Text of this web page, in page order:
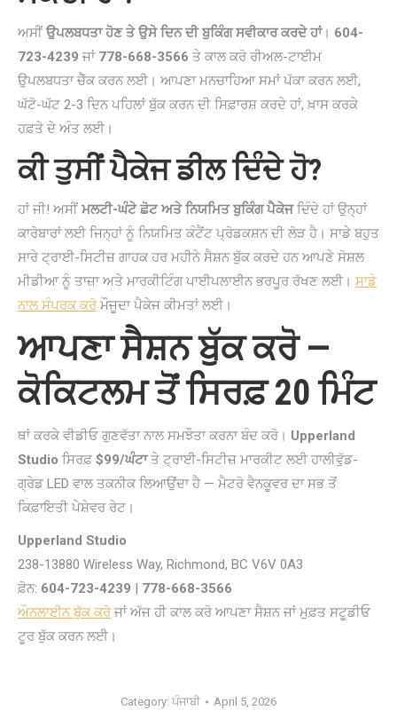
ਅਸੀਂ ਉਪਲਬਧਤਾ ਹੋਣ ਤੇ ਉਸੇ ਦਿਨ ਦੀ ਬੁਕਿੰਗ ਸਵੀਕਾਰ ਕਰਦੇ ਹਾਂ। 604-
723-4239 ਜਾਂ 778-668-3566 ਤੇ ਕਾਲ ਕਰੋ ਰੀਅਲ-ਟਾਈਮ
ਉਪਲਬਧਤਾ ਚੈੱਕ ਕਰਨ ਲਈ। ਆਪਣਾ ਮਨਚਾਹਿਆ ਸਮਾਂ ਪੱਕਾ ਕਰਨ ਲਈ,
ਘੱਟੋ-ਘੱਟ 2-3 ਦਿਨ ਪਹਿਲਾਂ ਬੁੱਕ ਕਰਨ ਦੀ ਸਿਫ਼ਾਰਸ਼ ਕਰਦੇ ਹਾਂ, ਖ਼ਾਸ ਕਰਕੇ
ਹਫ਼ਤੇ ਦੇ ਅੰਤ ਲਈ।
ਕੀ ਤੁਸੀਂ ਪੈਕੇਜ ਡੀਲ ਦਿੰਦੇ ਹੋ?
ਹਾਂ ਜੀ! ਅਸੀਂ ਮਲਟੀ-ਘੰਟੇ ਛੋਟ ਅਤੇ ਨਿਯਮਿਤ ਬੁਕਿੰਗ ਪੈਕੇਜਦਿੰਦੇ ਹਾਂ ਉਨ੍ਹਾਂ
ਕਾਰੋਬਾਰਾਂ ਲਈ ਜਿਨ੍ਹਾਂ ਨੂੰ ਨਿਯਮਿਤ ਕੰਟੈਂਟ ਪ੍ਰੋਡਕਸ਼ਨ ਦੀ ਲੋੜ ਹੈ। ਸਾਡੇ ਬਹੁਤ
ਸਾਰੇ ਟ੍ਰਾਈ-ਸਿਟੀਜ਼ ਗਾਹਕ ਹਰ ਮਹੀਨੇ ਸੈਸ਼ਨ ਬੁੱਕ ਕਰਦੇ ਹਨ ਆਪਣੇ ਸੋਸ਼ਲ
ਮੀਡੀਆ ਨੂੰ ਤਾਜ਼ਾ ਅਤੇ ਮਾਰਕੀਟਿੰਗ ਪਾਈਪਲਾਈਨ ਭਰਪੂਰ ਰੱਖਣ ਲਈ। ਸਾਡੇ
ਨਾਲ ਸੰਪਰਕ ਕਰੋਮੌਜੂਦਾ ਪੈਕੇਜ ਕੀਮਤਾਂ ਲਈ।
ਆਪਣਾ ਸੈਸ਼ਨ ਬੁੱਕ ਕਰੋ —
ਕੋਕਿਟਲਮ ਤੋਂ ਸਿਰਫ਼ 20 ਮਿੰਟ
ਥਾਂ ਕਰਕੇ ਵੀਡੀਓ ਗੁਣਵੱਤਾ ਨਾਲ ਸਮਝੌਤਾ ਕਰਨਾ ਬੰਦ ਕਰੋ। Upperland
Studio ਸਿਰਫ਼ $99/ਘੰਟਾਤੇ ਟ੍ਰਾਈ-ਸਿਟੀਜ਼ ਮਾਰਕੀਟ ਲਈ ਹਾਲੀਵੁੱਡ-
ਗ੍ਰੇਡ LED ਵਾਲ ਤਕਨੀਕ ਲਿਆਉਂਦਾ ਹੈ — ਮੈਟਰੋ ਵੈਨਕੂਵਰ ਦਾ ਸਭ ਤੋਂ
ਕਿਫ਼ਾਇਤੀ ਪੇਸ਼ੇਵਰ ਰੇਟ।
Upperland Studio
238-13880 Wireless Way, Richmond, BC V6V 0A3
ਫ਼ੋਨ: 604-723-4239 | 778-668-3566
ਔਨਲਾਈਨ ਬੁੱਕ ਕਰੋਜਾਂ ਅੱਜ ਹੀ ਕਾਲ ਕਰੋ ਆਪਣਾ ਸੈਸ਼ਨ ਜਾਂ ਮੁਫ਼ਤ ਸਟੂਡੀਓ
ਟੂਰ ਬੁੱਕ ਕਰਨ ਲਈ।
Category: ਪੰਜਾਬੀ April 5, 2026